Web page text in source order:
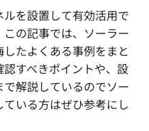
を設置して有効活用で
の記事では、ソーラー
たよくある事例をまと
すべきポイントや、設
解説しているのでソー
いる方はぜひ参考にし